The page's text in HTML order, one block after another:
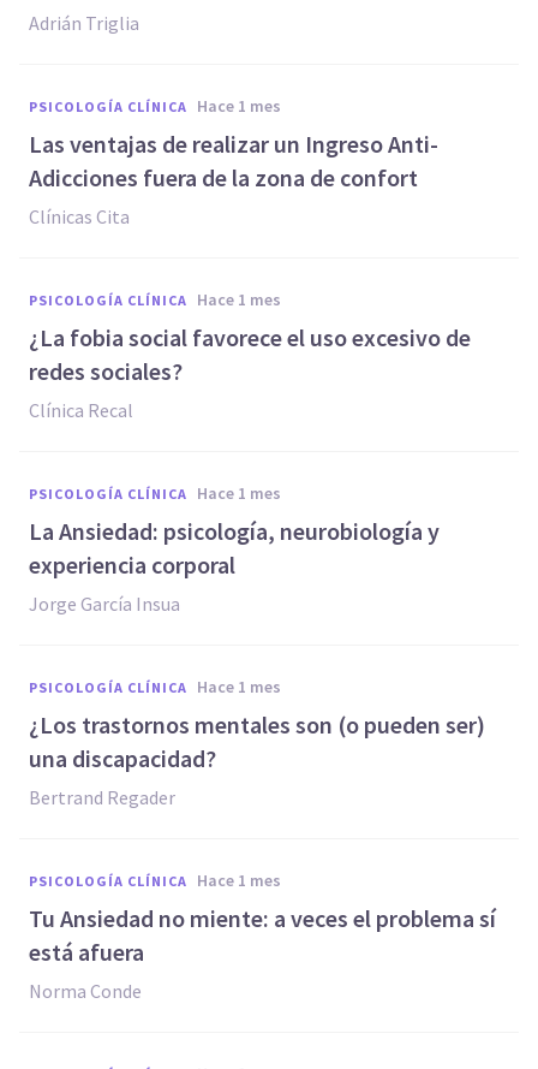
Adrián Triglia
PSICOLOGÍA CLÍNICA hace 1 mes
Las ventajas de realizar un Ingreso Anti-
Adicciones fuera de la zona de confort
Clínicas Cita
PSICOLOGÍA CLÍNICA hace 1 mes
¿La fobia social favorece el uso excesivo de
redes sociales?
Clínica Recal
PSICOLOGÍA CLÍNICA hace 1 mes
La Ansiedad: psicología, neurobiología y
experiencia corporal
Jorge García Insua
PSICOLOGÍA CLÍNICA hace 1 mes
¿Los trastornos mentales son (o pueden ser)
una discapacidad?
Bertrand Regader
PSICOLOGÍA CLÍNICA hace 1 mes
Tu Ansiedad no miente: a veces el problema sí
está afuera
Norma Conde